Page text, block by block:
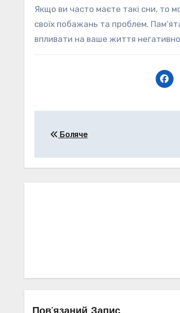
Якщо ви часто маєте такі сни, то
своїх побажань та проблем.
впливати на ваше життя
записів
Боляче